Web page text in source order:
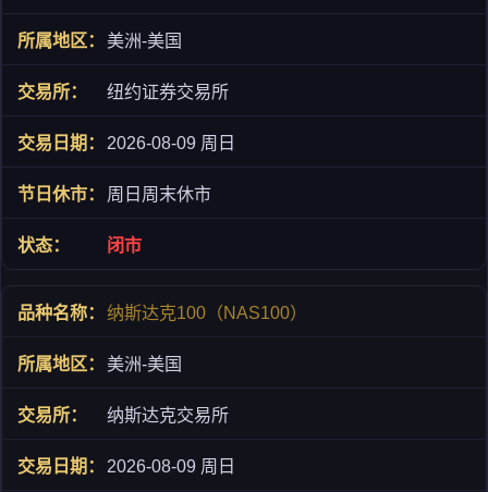
美洲-美国
纽约证券交易所
2026-08-09 周日
周日周末休市
闭市
纳斯达克100（NAS100）
美洲-美国
纳斯达克交易所
2026-08-09 周日